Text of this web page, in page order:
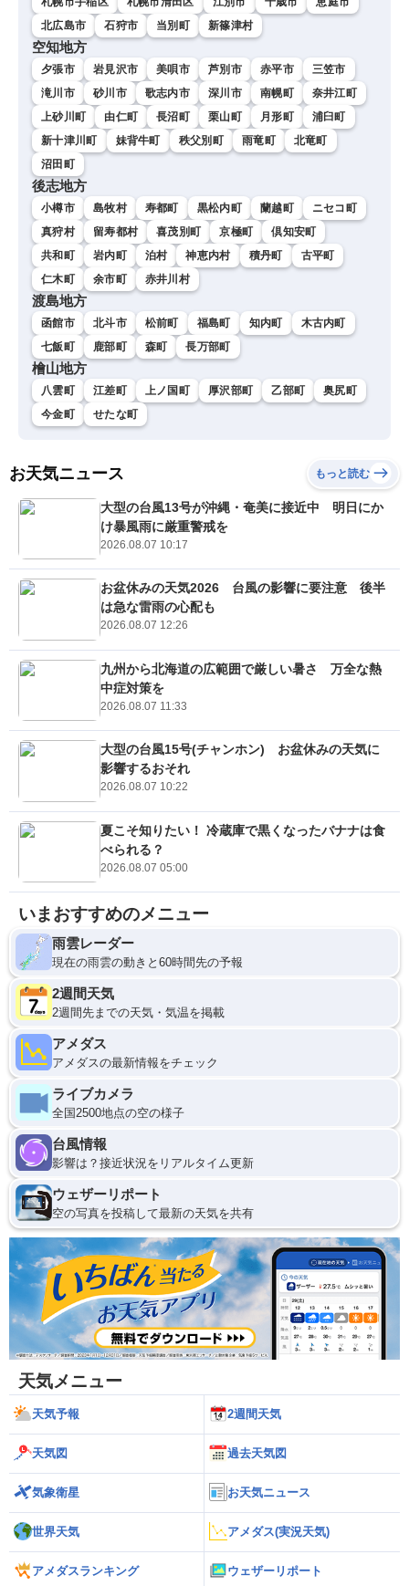
北広島市
石狩市 当別町 新篠津村
空知地方
夕張市 岩見沢市 美唄市 芦別市 赤平市
三笠市
滝川市
砂川市 歌志内市 深川市 南幌町
奈井江町
上砂川町
由仁町 長沼町 栗山町 月形町
浦臼町
新十津川町
妹背牛町 秩父別町 雨竜町
北竜町
沼田町
後志地方
小樽市 島牧村 寿都町 黒松内町 蘭越町
ニセコ町
真狩村
留寿都村 喜茂別町 京極町
倶知安町
共和町
岩内町 泊村 神恵内村 積丹町
古平町
仁木町
余市町 赤井川村
渡島地方
函館市 北斗市 松前町 福島町 知内町
木古内町
七飯町
鹿部町 森町 長万部町
檜山地方
八雲町 江差町 上ノ国町 厚沢部町 乙部町
奥尻町
今金町
せたな町
お天気ニュース もっと読む
大型の台風13号が沖縄・奄美に接近中 明日にか
け暴風雨に厳重警戒を
2026.08.07 10:17
お盆休みの天気2026 台風の影響に要注意 後半
は急な雷雨の心配も
2026.08.07 12:26
九州から北海道の広範囲で厳しい暑さ 万全な熱
中症対策を
2026.08.07 11:33
大型の台風15号(チャンホン) お盆休みの天気に
影響するおそれ
2026.08.07 10:22
夏こそ知りたい！ 冷蔵庫で黒くなったバナナは食
べられる？
2026.08.07 05:00
いまおすすめのメニュー
雨雲レーダー
現在の雨雲の動きと60時間先の予報
2週間天気
2週間先までの天気・気温を掲載
アメダス
アメダスの最新情報をチェック
ライブカメラ
全国2500地点の空の様子
台風情報
影響は？接近状況をリアルタイム更新
ウェザーリポート
空の写真を投稿して最新の天気を共有
天気メニュー
天気予報 2週間天気
天気図 過去天気図
気象衛星 お天気ニュース
世界天気 アメダス(実況天気)
アメダスランキング ウェザーリポート